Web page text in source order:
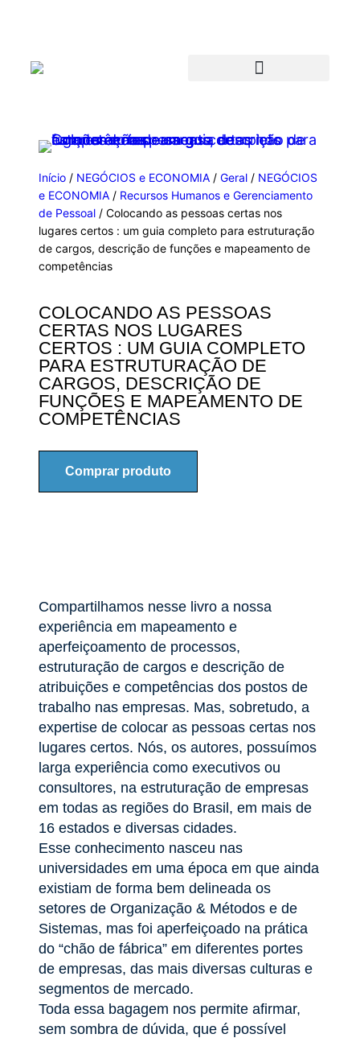
Início / NEGÓCIOS e ECONOMIA /Geral / NEGÓCIOS
e ECONOMIA / Recursos Humanos e Gerenciamento
de Pessoal / Colocando as pessoas certas nos
lugares certos : um guia completo para estruturação
de cargos, descrição de funções e mapeamento de
competências
COLOCANDO AS PESSOAS
CERTAS NOS LUGARES
CERTOS : UM GUIA COMPLETO
PARA ESTRUTURAÇÃO DE
CARGOS, DESCRIÇÃO DE
FUNÇÕES E MAPEAMENTO DE
COMPETÊNCIAS
Comprar produto
Compartilhamos nesse livro a nossa
experiência em mapeamento e
aperfeiçoamento de processos,
estruturação de cargos e descrição de
atribuições e competências dos postos de
trabalho nas empresas. Mas, sobretudo, a
expertise de colocar as pessoas certas nos
lugares certos. Nós, os autores, possuímos
larga experiência como executivos ou
consultores, na estruturação de empresas
em todas as regiões do Brasil, em mais de
16 estados e diversas cidades.
Esse conhecimento nasceu nas
universidades em uma época em que ainda
existiam de forma bem delineada os
setores de Organização & Métodos e de
Sistemas, mas foi aperfeiçoado na prática
do “chão de fábrica” em diferentes portes
de empresas, das mais diversas culturas e
segmentos de mercado.
Toda essa bagagem nos permite afirmar,
sem sombra de dúvida, que é possível